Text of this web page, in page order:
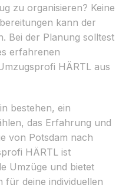
zu organisieren? Keine
kann der
Bei der Planung solltest
erfahrenen
HÄRTL aus
bestehen, ein
das Erfahrung und
von Potsdam nach
HÄRTL ist
Umzüge und bietet
für deine individuellen